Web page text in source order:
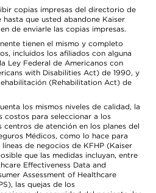
copias impresas del directorio de
que usted abandone Kaiser
de enviarle las copias impresas.
tienen el mismo y completo
incluidos los afiliados con alguna
Ley Federal de Americanos con
with Disabilities Act) de 1990, y
(Rehabilitation Act) de
los mismos niveles de calidad, la
costos para seleccionar a los
centros de atención en los planes del
Médicos, como lo hace para
de negocios de KFHP (Kaiser
que las medidas incluyan, entre
Effectiveness Data and
Assessment of Healthcare
las quejas de los